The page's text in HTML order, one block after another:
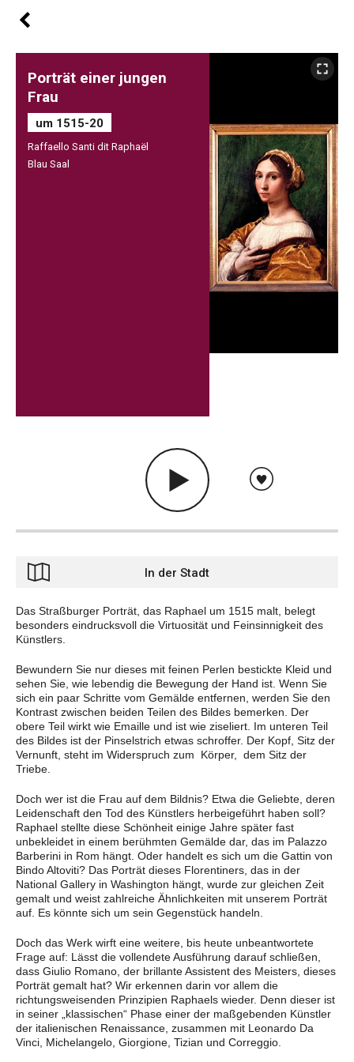
Porträt einer jungen
Frau
um 1515-20
Raffaello Santi dit Raphaël
Blau Saal
In der Stadt
Das Straßburger Porträt, das Raphael um 1515 malt, belegt
besonders eindrucksvoll die Virtuosität und Feinsinnigkeit des
Künstlers.
Bewundern Sie nur dieses mit feinen Perlen bestickte Kleid und
sehen Sie, wie lebendig die Bewegung der Hand ist. Wenn Sie
sich ein paar Schritte vom Gemälde entfernen, werden Sie den
Kontrast zwischen beiden Teilen des Bildes bemerken. Der
obere Teil wirkt wie Emaille und ist wie ziseliert. Im unteren Teil
des Bildes ist der Pinselstrich etwas schroffer. Der Kopf, Sitz der
Vernunft, steht im Widerspruch zum
Körper,
dem Sitz der
Triebe.
Doch wer ist die Frau auf dem Bildnis? Etwa die Geliebte, deren
Leidenschaft den Tod des Künstlers herbeigeführt haben soll?
Raphael stellte diese Schönheit einige Jahre später fast
unbekleidet in einem berühmten Gemälde dar, das im Palazzo
Barberini in Rom hängt. Oder handelt es sich um die Gattin von
Bindo Altoviti? Das Porträt dieses Florentiners, das in der
National Gallery in Washington hängt, wurde zur gleichen Zeit
gemalt und weist zahlreiche Ähnlichkeiten mit unserem Porträt
auf. Es könnte sich um sein Gegenstück handeln.
Doch das Werk wirft eine weitere, bis heute unbeantwortete
Frage auf: Lässt die vollendete Ausführung darauf schließen,
dass Giulio Romano, der brillante Assistent des Meisters, dieses
Porträt gemalt hat? Wir erkennen darin vor allem die
richtungsweisenden Prinzipien Raphaels wieder. Denn dieser ist
in seiner „klassischen“ Phase einer der maßgebenden Künstler
der italienischen Renaissance, zusammen mit Leonardo Da
Vinci, Michelangelo, Giorgione, Tizian und Correggio.